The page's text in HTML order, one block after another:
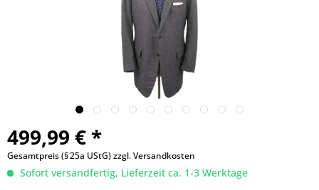
499,99 € *
Gesamtpreis (§ 25a UStG)zzgl. Versandkosten
Sofort versandfertig, Lieferzeit ca. 1-3 Werktage